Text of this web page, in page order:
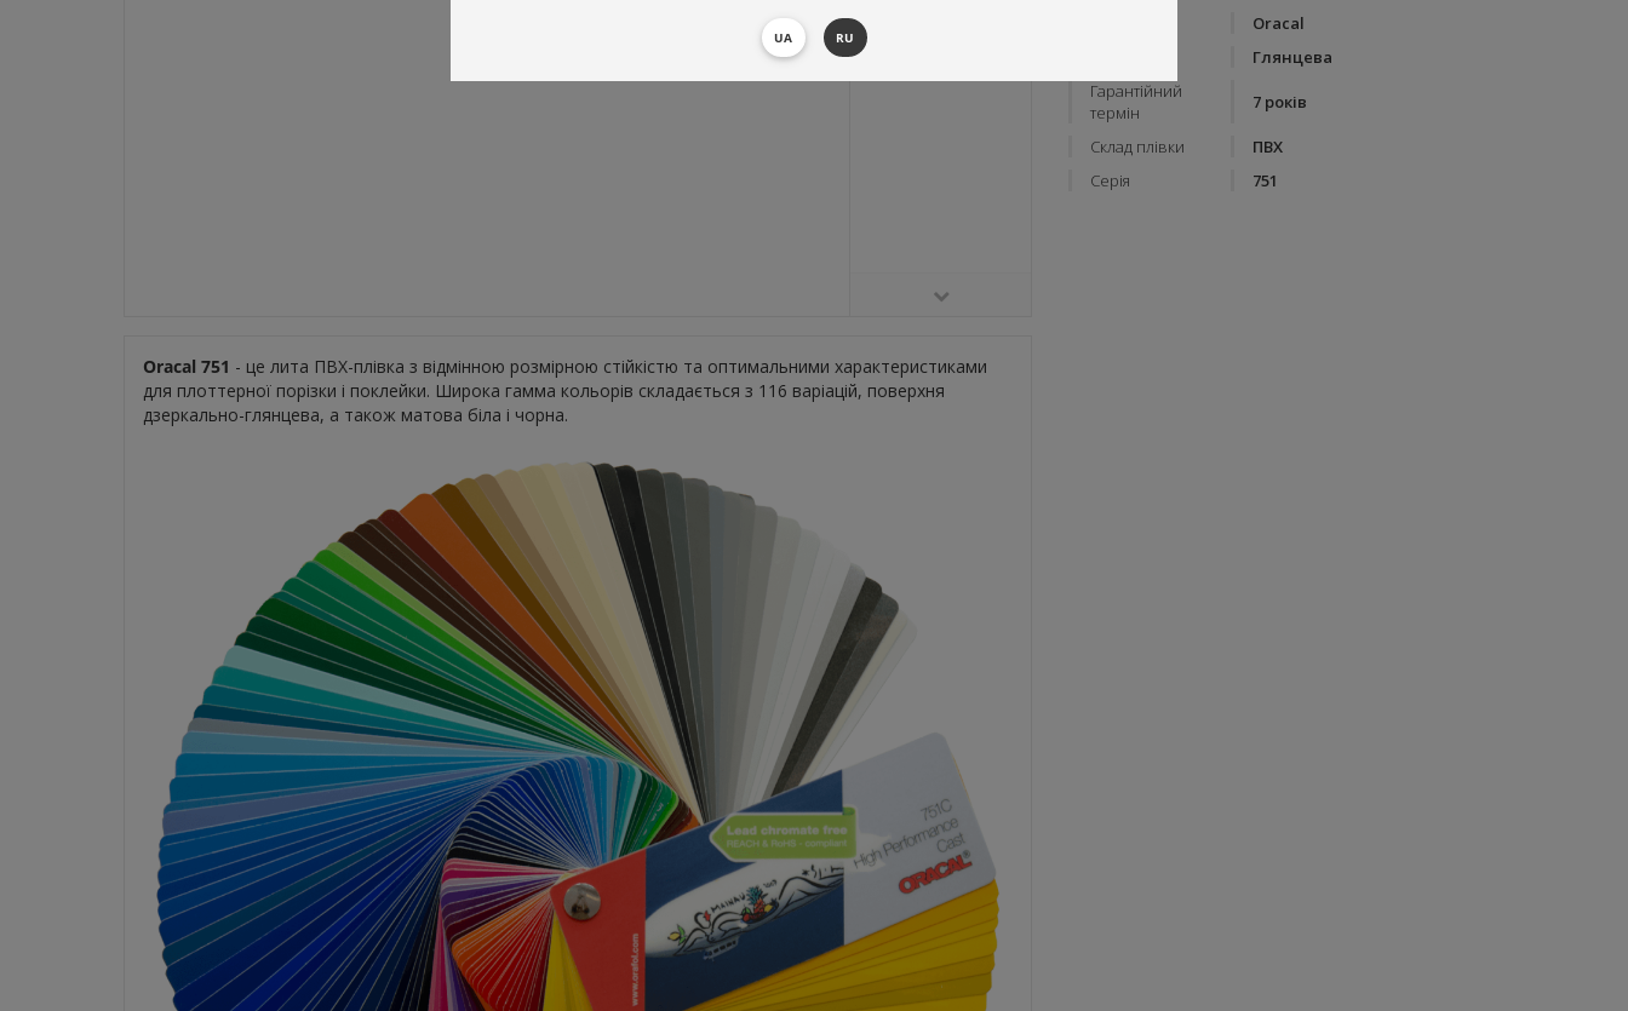
Oracal 751 - це лита ПВХ-плівка з відмінною розмірною стійкістю та оптимальними характеристиками
для плоттерної порізки і поклейки. Широка гамма кольорів складається з 116 варіацій, поверхня
дзеркально-глянцева, а також матова біла і чорна.
Oracal
Глянцева
Гарантійний
термін
7 років
Склад плівки
ПВХ
Серія
751
UA RU